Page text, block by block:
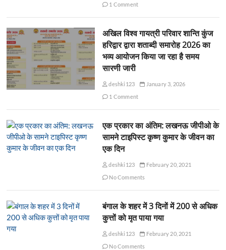
1 Comment
अखिल विश्व गायत्री परिवार शान्ति कुंज
हरिद्वार द्वारा शताब्दी समारोह 2026 का
भव्य आयोजन किया जा रहा है समय
सारणी जारी
deshki123
January 3, 2026
1 Comment
एक प्रकार का अंतिम: लखनऊ जीपीओ के
सामने टाइपिस्ट कृष्ण कुमार के जीवन का
एक दिन
deshki123
February 20, 2021
No Comments
बंगाल के शहर में 3 दिनों में 200 से अधिक
कुत्तों को मृत पाया गया
deshki123
February 20, 2021
No Comments